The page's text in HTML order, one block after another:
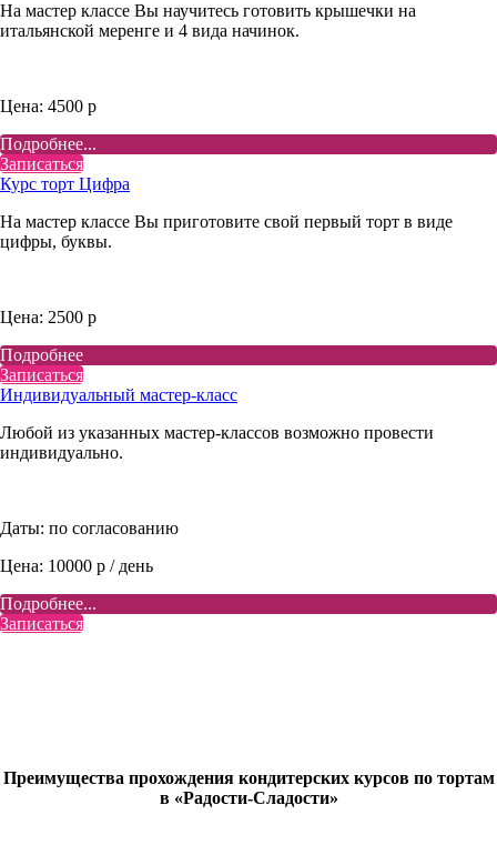
На мастер классе Вы научитесь готовить крышечки на
итальянской меренге и 4 вида начинок.
Цена: 4500 р
Подробнее...
Записаться
Курс торт Цифра
На мастер классе Вы приготовите свой первый торт в виде
цифры, буквы.
Цена: 2500 р
Подробнее
Записаться
Индивидуальный мастер-класс
Любой из указанных мастер-классов возможно провести
индивидуально.
Даты: по согласованию
Цена: 10000 р / день
Подробнее...
Записаться
Преимущества прохождения кондитерских курсов по тортам
в «Радости-Сладости»